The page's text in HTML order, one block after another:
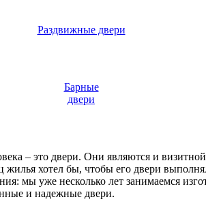
Раздвижные двери
Барные
двери
– это двери. Они являются и
жилья хотел бы, чтобы его двери
мы уже несколько лет занимаемся
и надежные двери.